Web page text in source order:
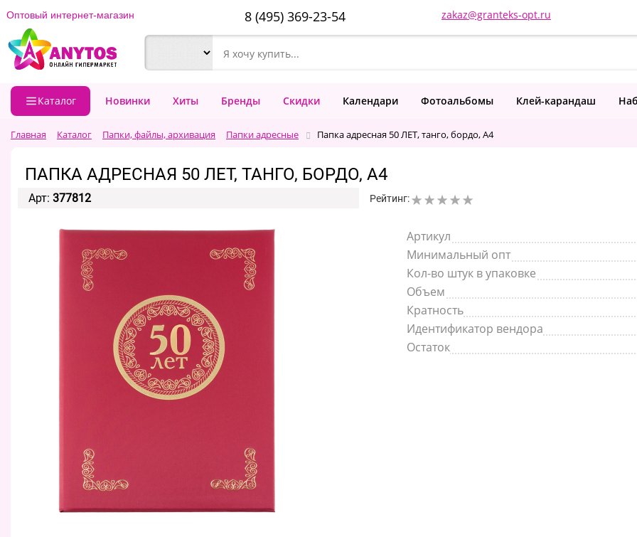
Оптовый интернет-магазин 8 (495) 369-23-54 zakaz@granteks-opt.ru
Каталог Новинки Хиты Бренды Скидки Календари Фотоальбомы Клей-карандаш
Главная Каталог Папки, файлы, архивация Папки адресные Папка адресная 50 ЛЕТ, танго, бордо, А4
ПАПКА АДРЕСНАЯ 50 ЛЕТ, ТАНГО, БОРДО, А4
Арт: 377812 Рейтинг:
Артикул
Минимальный опт
Кол-во штук в упаковке
Объем
Кратность
Идентификатор вендора
Остаток